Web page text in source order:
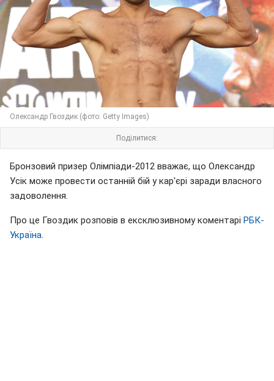
Олександр Гвоздик (фото: Getty Images)
Поділитися:
Бронзовий призер Олімпіади-2012 вважає, що Олександр
Усік може провести останній бій у кар'єрі заради власного
задоволення.
Про це Гвоздик розповів в ексклюзивному коментарі РБК-
Україна